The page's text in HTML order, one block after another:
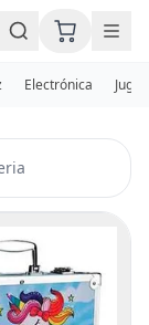
Electrónica